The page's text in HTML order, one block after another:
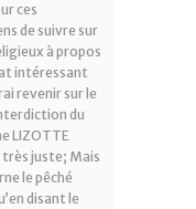
ces
de suivre sur
à propos
intéressant
revenir sur le
du
LIZOTTE
très juste; Mais
le pêché
disant le